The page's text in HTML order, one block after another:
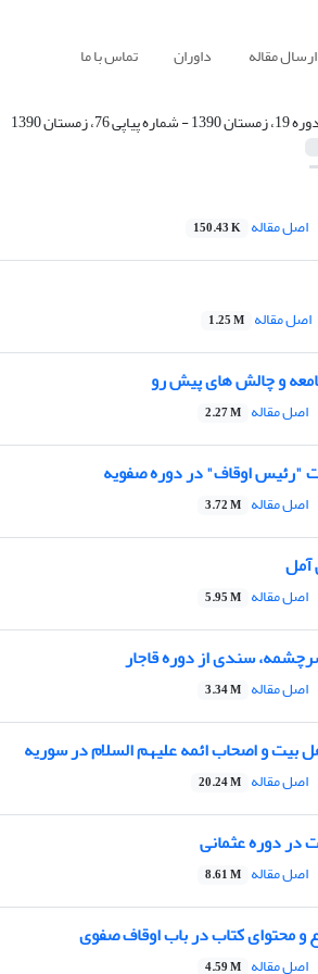
ارسال مقاله داوران تماس با ما
دوره 19، زمستان 1390 - شماره پیاپی 76، زمستان 1390
اصل مقاله 150.43 K
اصل مقاله 1.25 M
و چالش های پیش رو
اصل مقاله 2.27 M
"رئیس اوقاف" در دوره صفویه
اصل مقاله 3.72 M
آمل
اصل مقاله 5.95 M
سندی از دوره قاجار
اصل مقاله 3.34 M
بیت و اصحاب ائمه علیهم السلام در سوریه
اصل مقاله 20.24 M
در دوره عثمانی
اصل مقاله 8.61 M
محتوای کتاب در باب اوقاف صفوی
اصل مقاله 4.59 M